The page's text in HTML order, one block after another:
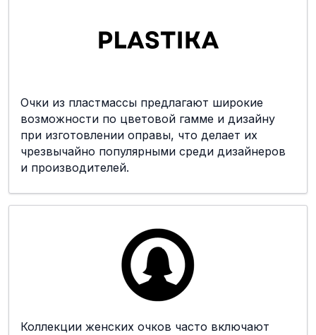
Очки из пластмассы предлагают широкие
возможности по цветовой гамме и дизайну
при изготовлении оправы, что делает их
чрезвычайно популярными среди дизайнеров
и производителей.
Коллекции женских очков часто включают